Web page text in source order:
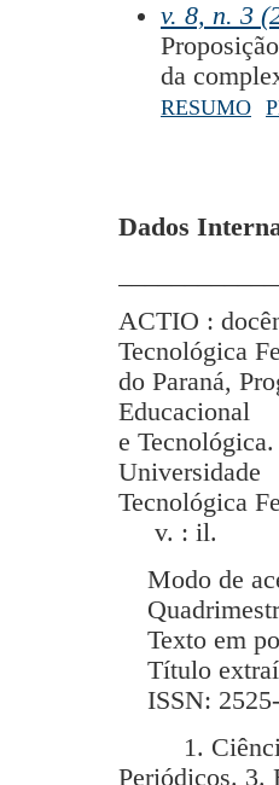
v. 8, n. 3
da
RESUMO
Dados
ACTIO :
Tecnológica
do Paraná,
Educacional
e
Universidade
Tecnológica
v. : il.
Modo de
Texto em
Título
ISSN:
1. Ciência
Periódicos. 3.